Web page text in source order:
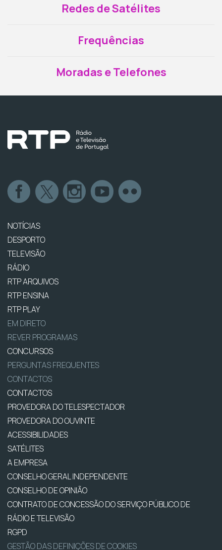
Redes de Satélites
Frequências
Moradas e Telefones
NOTÍCIAS
DESPORTO
TELEVISÃO
RÁDIO
RTP ARQUIVOS
RTP ENSINA
RTP PLAY
EM DIRETO
REVER PROGRAMAS
CONCURSOS
PERGUNTAS FREQUENTES
CONTACTOS
CONTACTOS
PROVEDORA DO TELESPECTADOR
PROVEDORA DO OUVINTE
ACESSIBILIDADES
SATÉLITES
A EMPRESA
CONSELHO GERAL INDEPENDENTE
CONSELHO DE OPINIÃO
CONTRATO DE CONCESSÃO DO SERVIÇO PÚBLICO DE
RÁDIO E TELEVISÃO
RGPD
GESTÃO DAS DEFINIÇÕES DE COOKIES